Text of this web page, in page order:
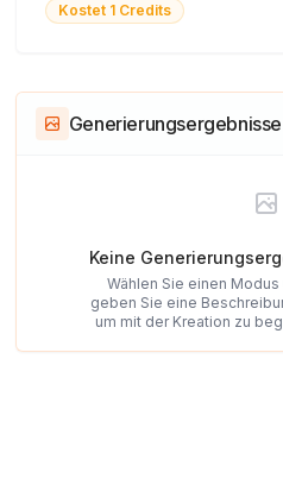
Kostet 1 Credits
Generierungsergebnisse
Keine
Wählen Sie einen Modus
geben Sie eine
um mit der Kreation zu